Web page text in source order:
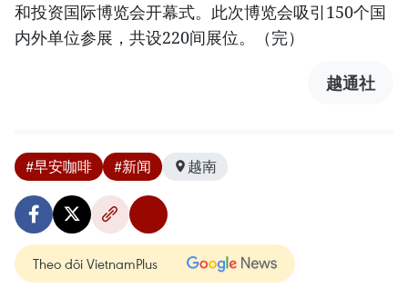
和投资国际博览会开幕式。此次博览会吸引150个国
内外单位参展，共设220间展位。（完）
越通社
#早安咖啡 #新闻 越南
Theo dõi VietnamPlus